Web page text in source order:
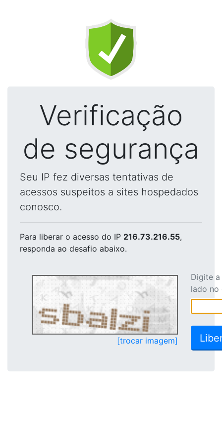
Verificação
de segurança
Seu IP fez diversas tentativas de
acessos suspeitos a sites hospedados
conosco.
Para liberar o acesso do IP 216.73.216.55,
responda ao desafio abaixo.
[trocar imagem]
Digite
lado no